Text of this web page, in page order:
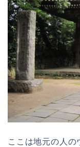
ここは地元の人の